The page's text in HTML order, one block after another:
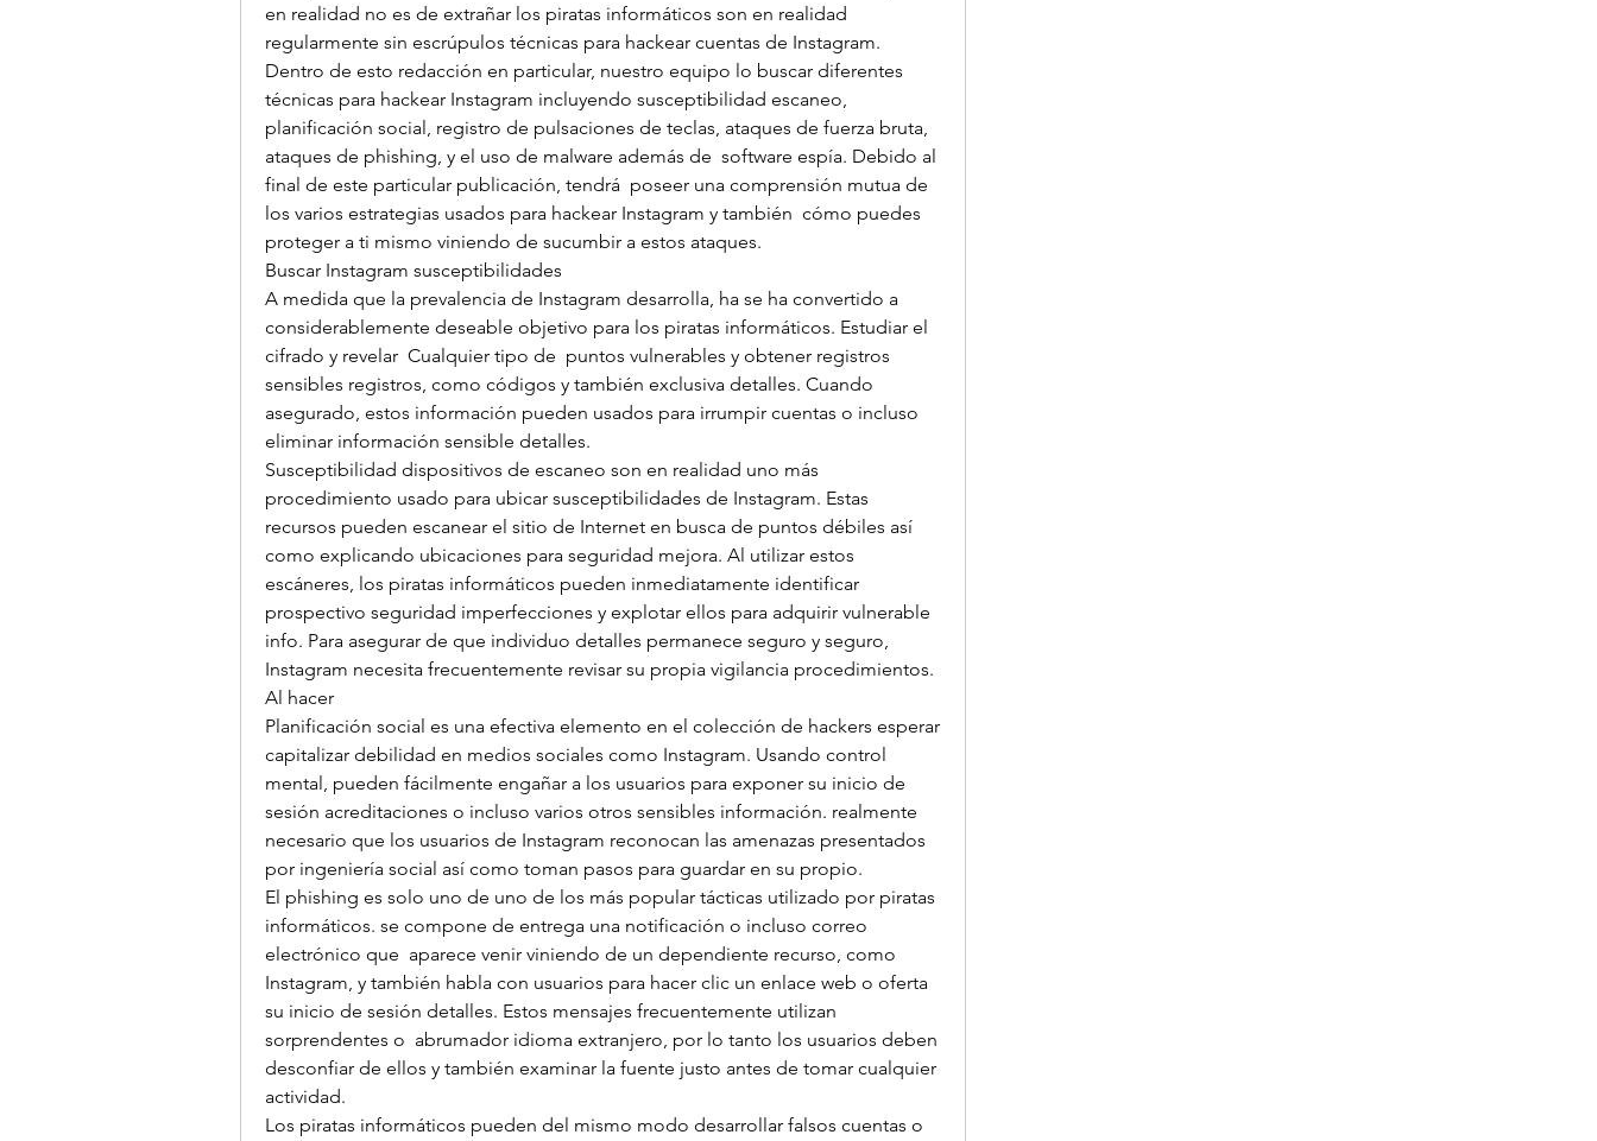
en realidad no es de extrañar los piratas informáticos son en realidad
regularmente sin escrúpulos técnicas para hackear cuentas de Instagram.
Dentro de esto redacción en particular, nuestro equipo lo buscar diferentes
técnicas para hackear Instagram incluyendo susceptibilidad escaneo,
planificación social, registro de pulsaciones de teclas, ataques de fuerza bruta,
ataques de phishing, y el uso de malware además de  software espía. Debido al
final de este particular publicación, tendrá  poseer una comprensión mutua de
los varios estrategias usados para hackear Instagram y también  cómo puedes
proteger a ti mismo viniendo de sucumbir a estos ataques.
Buscar Instagram susceptibilidades
A medida que la prevalencia de Instagram desarrolla, ha se ha convertido a
considerablemente deseable objetivo para los piratas informáticos. Estudiar el
cifrado y revelar  Cualquier tipo de  puntos vulnerables y obtener registros
sensibles registros, como códigos y también exclusiva detalles. Cuando
asegurado, estos información pueden usados para irrumpir cuentas o incluso
eliminar información sensible detalles.
Susceptibilidad dispositivos de escaneo son en realidad uno más
procedimiento usado para ubicar susceptibilidades de Instagram. Estas
recursos pueden escanear el sitio de Internet en busca de puntos débiles así
como explicando ubicaciones para seguridad mejora. Al utilizar estos
escáneres, los piratas informáticos pueden inmediatamente identificar
prospectivo seguridad imperfecciones y explotar ellos para adquirir vulnerable
info. Para asegurar de que individuo detalles permanece seguro y seguro,
Instagram necesita frecuentemente revisar su propia vigilancia procedimientos.
Al hacer
Planificación social es una efectiva elemento en el colección de hackers esperar
capitalizar debilidad en medios sociales como Instagram. Usando control
mental, pueden fácilmente engañar a los usuarios para exponer su inicio de
sesión acreditaciones o incluso varios otros sensibles información. realmente
necesario que los usuarios de Instagram reconocan las amenazas presentados
por ingeniería social así como toman pasos para guardar en su propio.
El phishing es solo uno de uno de los más popular tácticas utilizado por piratas
informáticos. se compone de entrega una notificación o incluso correo
electrónico que  aparece venir viniendo de un dependiente recurso, como
Instagram, y también habla con usuarios para hacer clic un enlace web o oferta
su inicio de sesión detalles. Estos mensajes frecuentemente utilizan
sorprendentes o  abrumador idioma extranjero, por lo tanto los usuarios deben
desconfiar de ellos y también examinar la fuente justo antes de tomar cualquier
actividad.
Los piratas informáticos pueden del mismo modo desarrollar falsos cuentas o